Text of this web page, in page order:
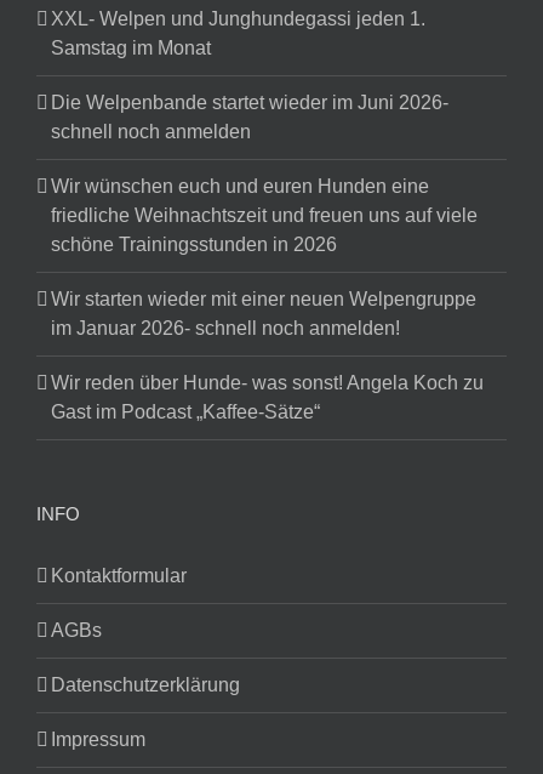
XXL- Welpen und Junghundegassi jeden 1.
Samstag im Monat
Die Welpenbande startet wieder im Juni 2026-
schnell noch anmelden
Wir wünschen euch und euren Hunden eine
friedliche Weihnachtszeit und freuen uns auf viele
schöne Trainingsstunden in 2026
Wir starten wieder mit einer neuen Welpengruppe
im Januar 2026- schnell noch anmelden!
Wir reden über Hunde- was sonst! Angela Koch zu
Gast im Podcast „Kaffee-Sätze“
INFO
Kontaktformular
AGBs
Datenschutzerklärung
Impressum